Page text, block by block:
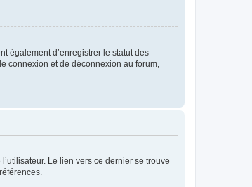
également d’enregistrer le statut des
connexion et de déconnexion au forum,
Le lien vers ce dernier se trouve